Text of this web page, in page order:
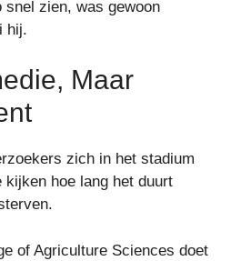
snel zien, was gewoon
hij.
Maar
zich in het stadium
kijken hoe lang het duurt
of Agriculture Sciences doet